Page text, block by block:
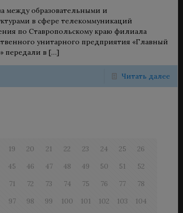
между образовательными и
в сфере телекоммуникаций
по Ставропольскому краю филиала
унитарного предприятия «Главный
передали в […]
Читать далее
19 20 21 22 23 24 25
26
45 46 47 48 49 50 51
52
71 72 73 74 75 76 77
78
97 98 99 100 101 102 103
104